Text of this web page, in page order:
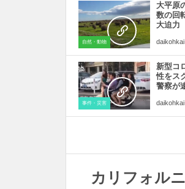
自然・動物
大平原
数の回
大迫力
daikohkai
事件・災害
新型コ
性をス
警察が
daikohkai
カリフォル